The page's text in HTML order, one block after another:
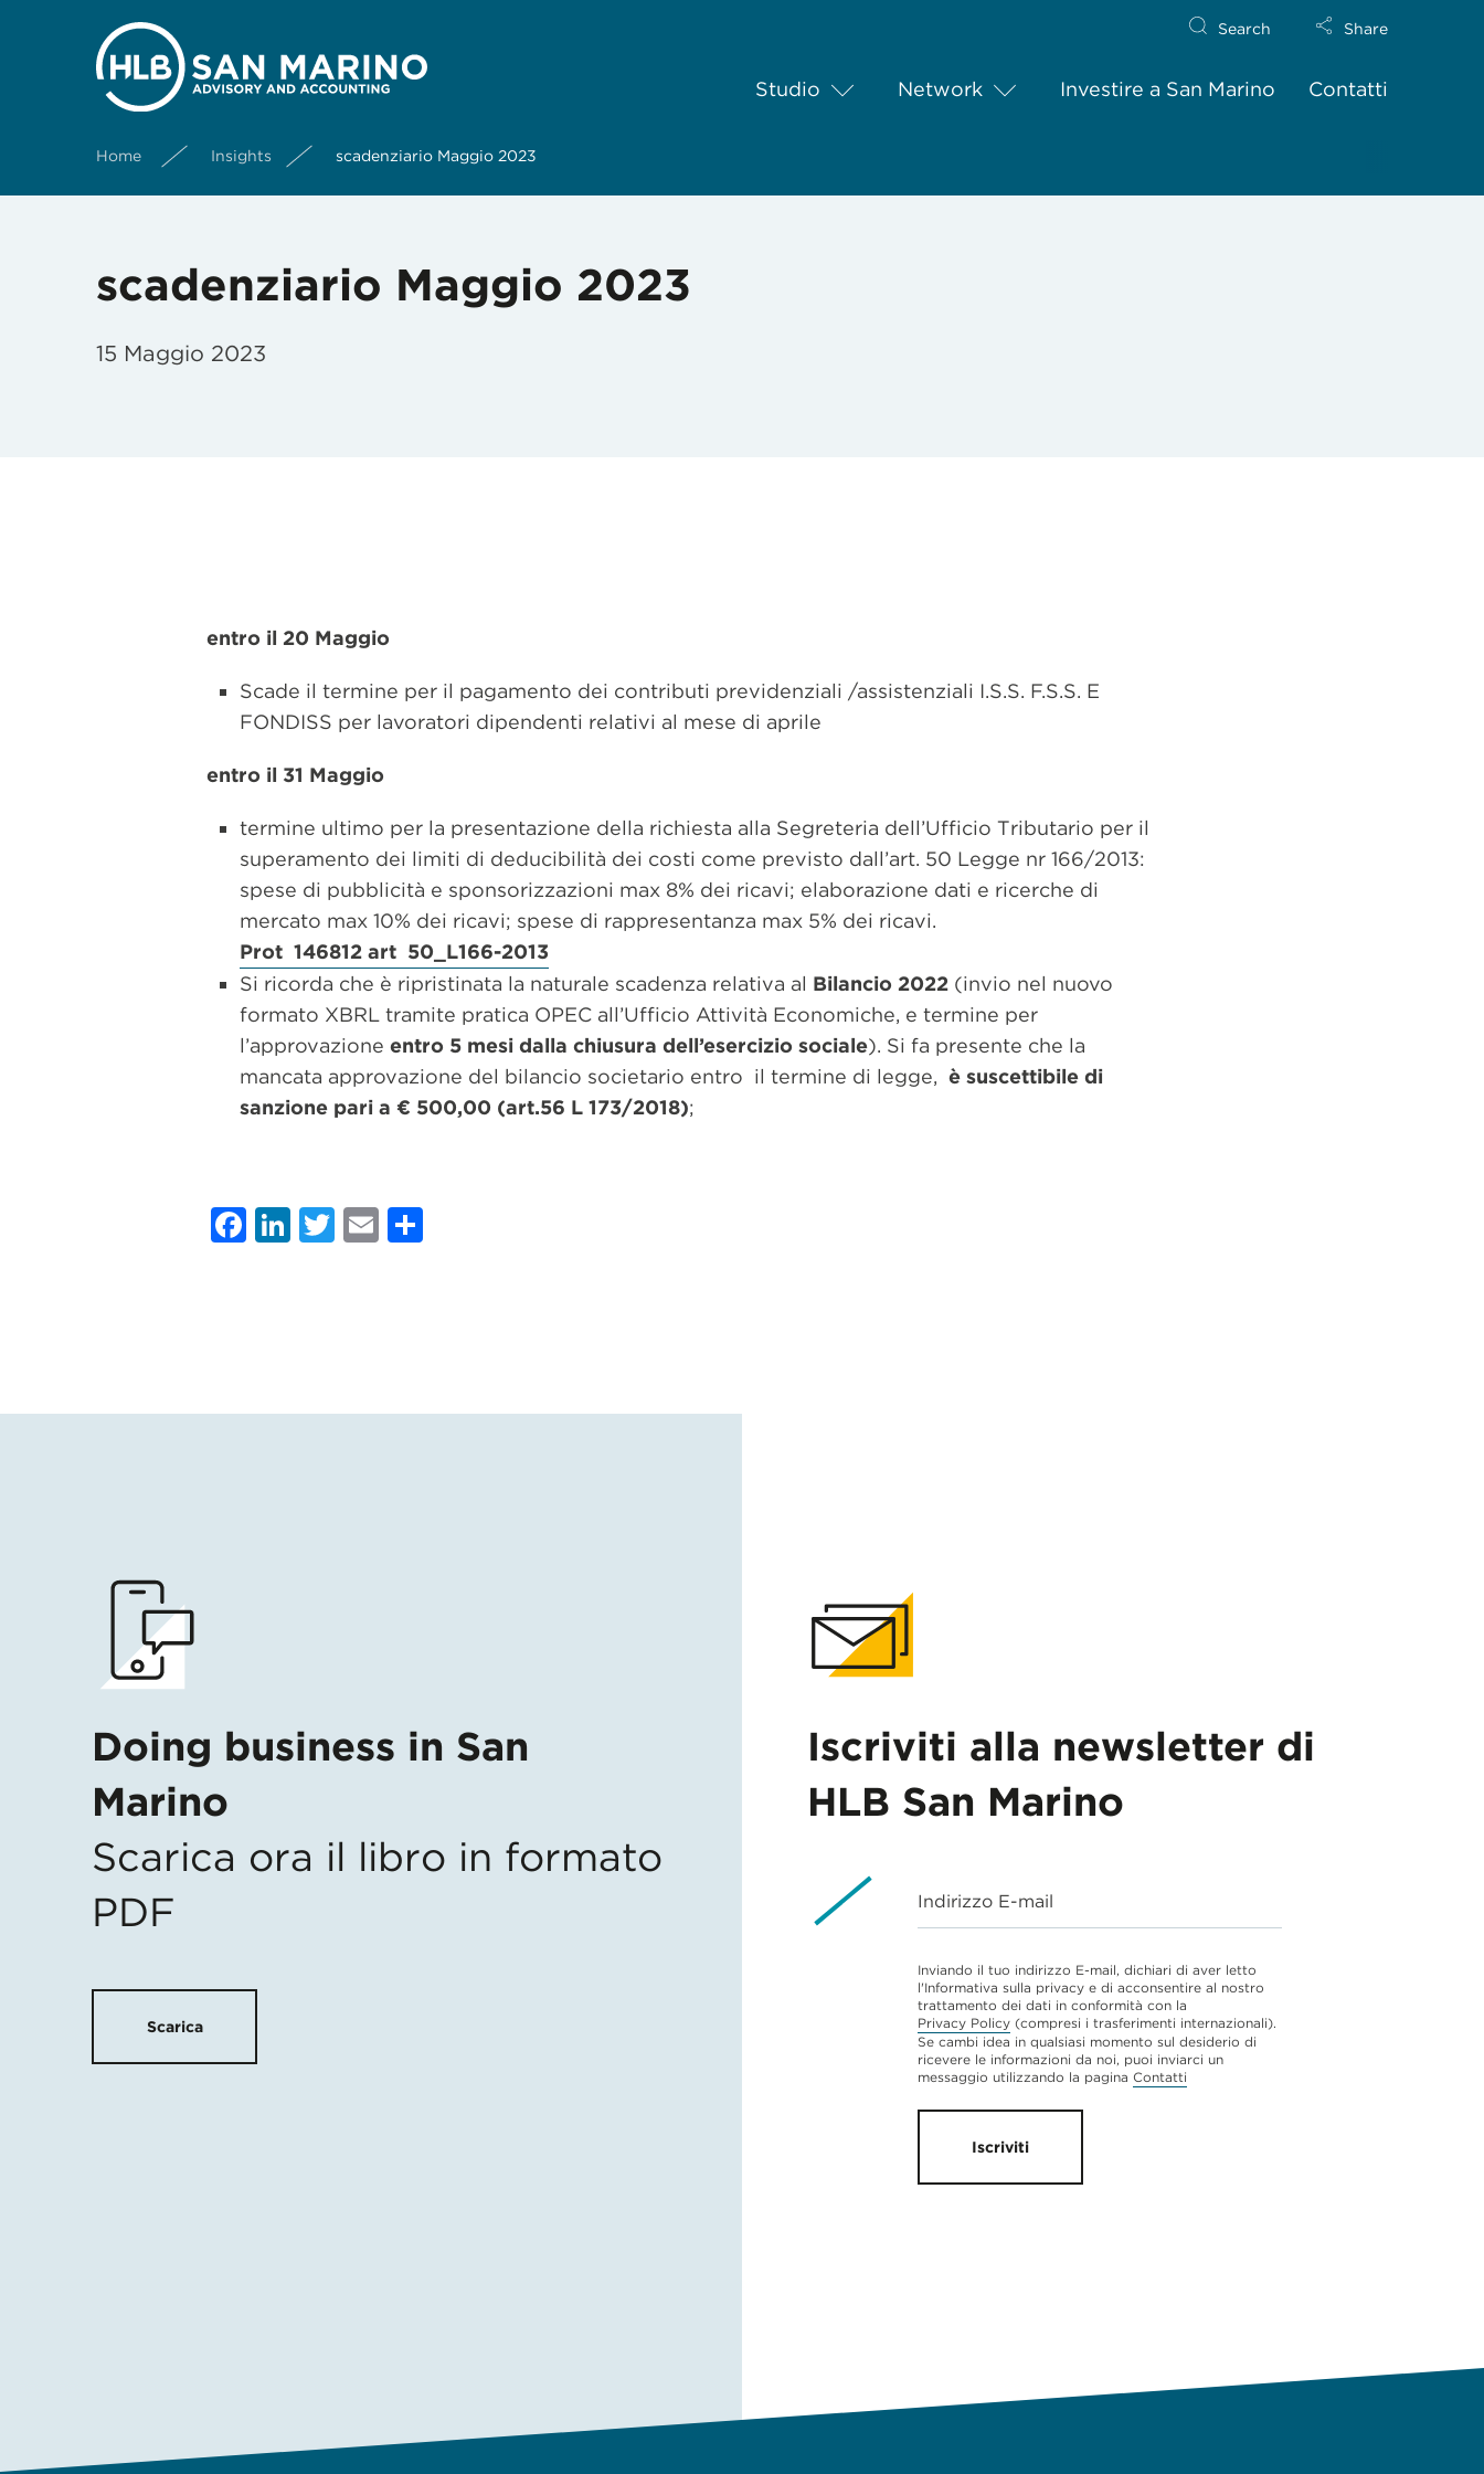
Studio Network Investire a San Marino Contatti
Search Share
Home Insights scadenziario Maggio 2023
scadenziario Maggio 2023
15 Maggio 2023
entro il 20 Maggio
Scade il termine per il pagamento dei contributi previdenziali /assistenziali I.S.S. F.S.S. E
FONDISS per lavoratori dipendenti relativi al mese di aprile
entro il 31 Maggio
termine ultimo per la presentazione della richiesta alla Segreteria dell’Ufficio Tributario per il
superamento dei limiti di deducibilità dei costi come previsto dall’art. 50 Legge nr 166/2013:
spese di pubblicità e sponsorizzazioni max 8% dei ricavi; elaborazione dati e ricerche di
mercato max 10% dei ricavi; spese di rappresentanza max 5% dei ricavi.
Prot 146812 art 50_L166-2013
Si ricorda che è ripristinata la naturale scadenza relativa al Bilancio 2022 (invio nel nuovo
formato XBRL tramite pratica OPEC all’Ufficio Attività Economiche, e termine per
l’approvazione entro 5 mesi dalla chiusura dell’esercizio sociale). Si fa presente che la
mancata approvazione del bilancio societario entro il termine di legge, è suscettibile di
sanzione pari a € 500,00 (art.56 L 173/2018);
Facebook
LinkedIn
Twitter
Email
Doing business in San
Marino
Scarica ora il libro in formato
PDF
Scarica
Iscriviti alla newsletter di
HLB San Marino
Indirizzo E-mail
Inviando il tuo indirizzo E-mail, dichiari di aver letto
l'Informativa sulla privacy e di acconsentire al nostro
trattamento dei dati in conformità con la
Privacy Policy (compresi i trasferimenti internazionali).
Se cambi idea in qualsiasi momento sul desiderio di
ricevere le informazioni da noi, puoi inviarci un
messaggio utilizzando la pagina Contatti
Iscriviti